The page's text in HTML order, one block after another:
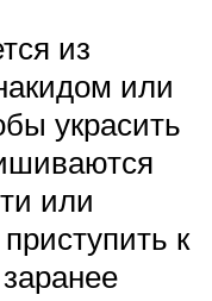
из
или
украсить
или
к